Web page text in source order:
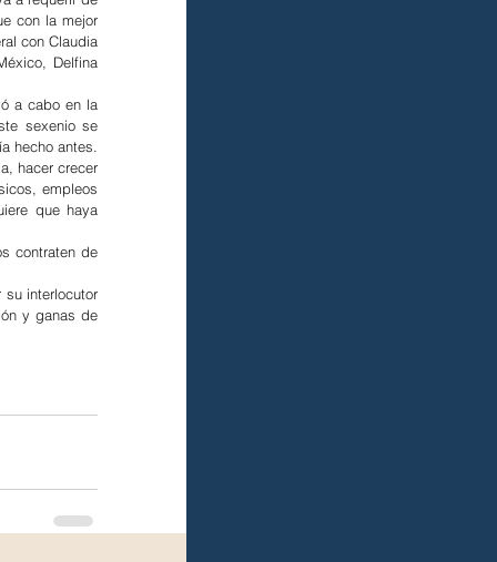
con la mejor
con Claudia
Delfina
a cabo en la
sexenio se
hecho antes.
hacer crecer
empleos
que haya
contraten de
interlocutor
y ganas de